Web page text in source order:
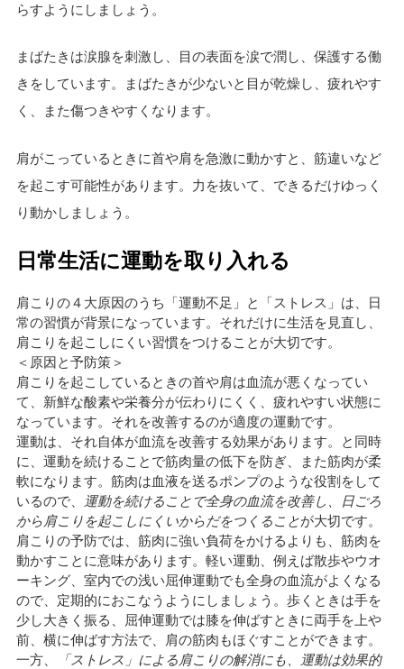
らすようにしましょう。
まばたきは涙腺を刺激し、目の表面を涙で潤し、保護する働
きをしています。まばたきが少ないと目が乾燥し、疲れやす
く、また傷つきやすくなります。
肩がこっているときに首や肩を急激に動かすと、筋違いなど
を起こす可能性があります。力を抜いて、できるだけゆっく
り動かしましょう。
日常生活に運動を取り入れる
肩こりの４大原因のうち「運動不足」と「ストレス」は、日
常の習慣が背景になっています。それだけに生活を見直し、
肩こりを起こしにくい習慣をつけることが大切です。
＜原因と予防策＞
肩こりを起こしているときの首や肩は血流が悪くなってい
て、新鮮な酸素や栄養分が伝わりにくく、疲れやすい状態に
なっています。それを改善するのが適度の運動です。
運動は、それ自体が血流を改善する効果があります。と同時
に、運動を続けることで筋肉量の低下を防ぎ、また筋肉が柔
軟になります。筋肉は血液を送るポンプのような役割をして
いるので、 運動を続けることで全身の血流を改善し、日ごろ
から肩こりを起こしにくいからだをつくることが大切です。
肩こりの予防では、筋肉に強い負荷をかけるよりも、筋肉を
動かすことに意味があります。軽い運動、例えば散歩やウオ
ーキング、室内での浅い屈伸運動でも全身の血流がよくなる
ので、定期的におこなうようにしましょう。歩くときは手を
少し大きく振る、屈伸運動では膝を伸ばすときに両手を上や
前、横に伸ばす方法で、肩の筋肉もほぐすことができます。
一方、
「ストレス」による肩こりの解消にも、運動は効果的